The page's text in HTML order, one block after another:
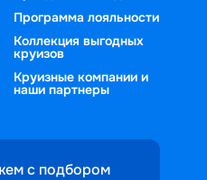
— ограничений просто нет.
12 дней 13 дней
в августе
Программа лояльности
Коллекция выгодных
круизов
Круизные компании и
наши партнеры
с подбором